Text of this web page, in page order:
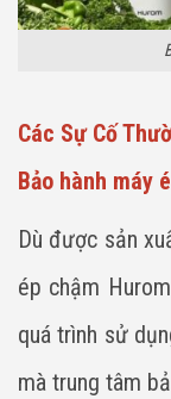
Các Sự Cố
Bảo hành máy
Dù được sản
ép chậm
quá trình sử
mà trung tâm